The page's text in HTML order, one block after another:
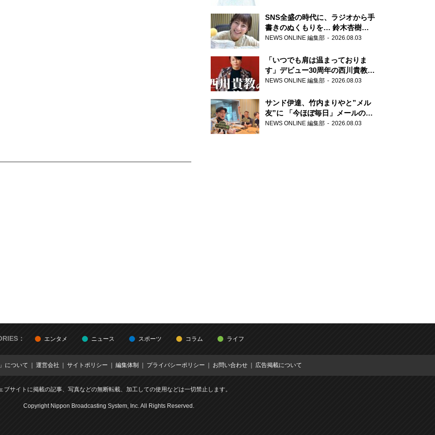
SNS全盛の時代に、ラジオから手
書きのぬくもりを… 鈴木杏樹の
直筆はがきが届く！
郵便局
NEWS ONLINE 編集部 2026.08.03
「いつでも肩は温まっておりま
す」デビュー30周年の西川貴教が
『オールナイトニッポン』に登
NEWS ONLINE 編集部 2026.08.03
サンド伊達、竹内まりやと”メル
友”に 「今ほぼ毎日」メールのや
り取り明かす
NEWS ONLINE 編集部 2026.08.03
： エンタメ ニュース スポーツ コラム ライフ
について 運営会社 サイトポリシー 編集体制 プライバシーポリシー お問い合わせ 広告掲載について
ブサイトに掲載の記事、写真などの無断転載、加工しての使用などは一切禁止します。
Copyright Nippon Broadcasting System, Inc. All Rights Reserved.